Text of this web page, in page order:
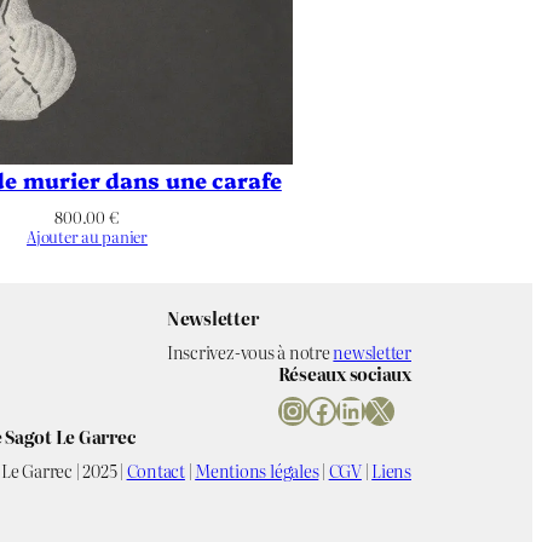
murier dans une carafe
800.00 €
Ajouter au panier
Newsletter
Inscrivez-vous à notrenewsletter
Réseaux sociaux
InstagramFacebook LinkedIn X
Le Garrec
Garrec | 2025 |Contact|Mentions légales|CGV|Liens